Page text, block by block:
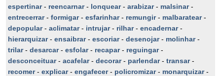
espertinar- reencarnar- lonquear- arabizar- malsinar-
entrecerrar- formigar- esfarinhar- remungir- malbaratear-
depopular- aclimatar- intrujar- rilhar- encadernar-
hierarquizar- ensaibrar- escoriar- desenojar- molinhar-
trilar- desarcar- esfolar- recapar- reguingar-
desconceituar- acafelar- decorar- parlendar- transar-
recomer- explicar- engafecer- policromizar- monarquizar-